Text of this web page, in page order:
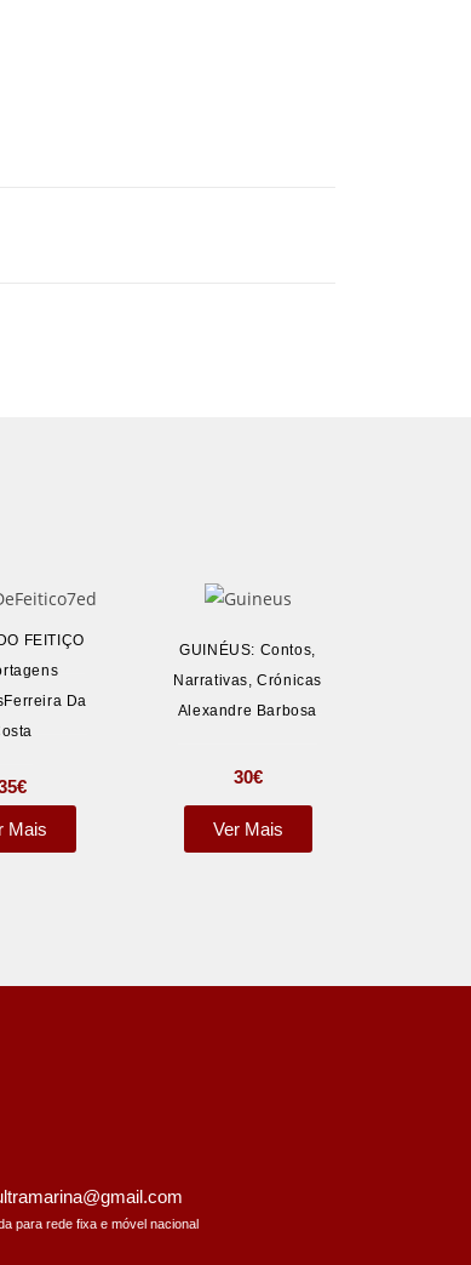
FEITIÇO
Da
€
Mais
GUINÉUS: Contos,
Narrativas, Crónicas
Alexandre Barbosa
30€
Ver Mais
para rede fixa e móvel nacional